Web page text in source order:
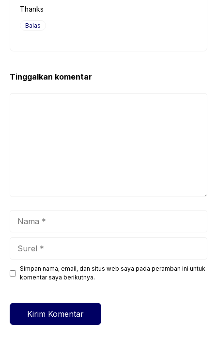
Thanks
Balas
Tinggalkan komentar
Situs
web
Simpan nama, email, dan situs web saya pada peramban ini untuk
komentar saya berikutnya.